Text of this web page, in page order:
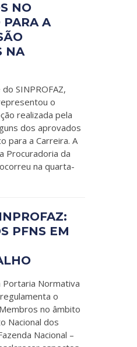
NO
PARA A
NA
SINPROFAZ,
o
realizada pela
dos aprovados
para a Carreira. A
Procuradoria da
na quarta-
PFNS EM
Portaria Normativa
o
no âmbito
Nacional dos
Nacional –